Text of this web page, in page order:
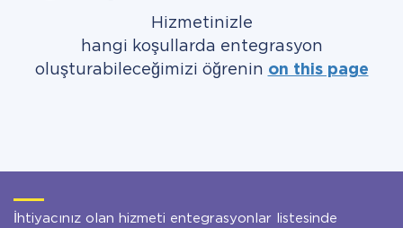
Hizmetinizle
hangi koşullarda entegrasyon
oluşturabileceğimizi öğrenin on this page
İhtiyacınız olan hizmeti entegrasyonlar listesinde